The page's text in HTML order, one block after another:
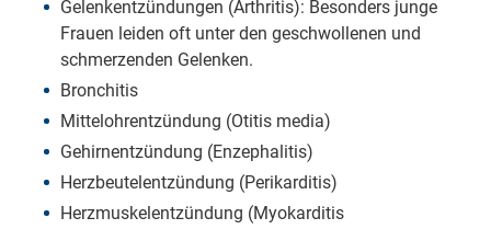
Ge­le­nke­ntzü­ndu­ngen (A­rthri­tis): Be­so­nders junge
Frauen leiden oft unter den ge­schwo­lle­nen und
schme­rze­nden Ge­le­nken.
Bro­nchi­tis
Mi­tte­lo­hre­ntzü­ndung (O­ti­tis media)
Ge­hi­rne­ntzü­ndung (E­nze­pha­li­tis)
He­rzbeu­te­le­ntzü­ndung (Pe­ri­ka­rdi­tis)
He­rzmu­ske­le­ntzü­ndung (Myo­ka­rdi­tis